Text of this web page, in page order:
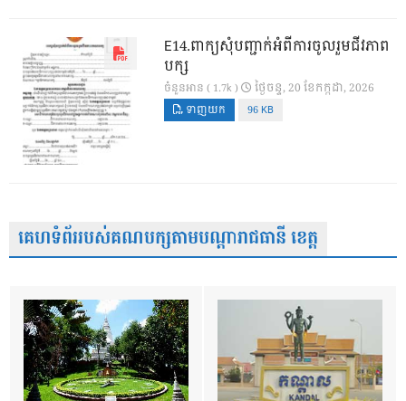
E14.ពាក្យសុំបញ្ជាក់អំពីការចូលរួមជីវភាព
បក្ស
ចំនួនអាន ( 1.7k ) ថ្ងៃ​ចន្ទ, 20 ខែ​កក្កដា, 2026
ទាញយក 96 KB
គេហទំព័ររបស់គណបក្សតាមបណ្តារាជធានី ខេត្ត